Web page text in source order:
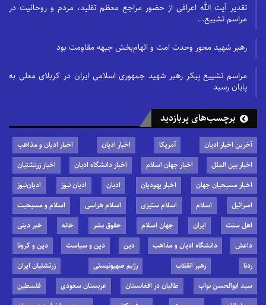
تقدیر آیت الله اعرافی از حضور مراجع معظم تقلید، مردم و روحانیت در
مراسم تشییع…
رهبر شهید محور وحدت امت و الهام‌بخش جبهه مقاومت بود
مراسم تشییع پیکر رهبر شهید جمهوری اسلامی ایران در کربلای معلی به
پایان رسید
برچسب‌های پربازدید
آخرین اخبار ادیان آمریکا اخبار ادیان
اخبار ادیان و مذاهب
اخبار بین الملل
اخبار جهان اسلام اخبار دانشگاه ادیان
اخبار زرتشتیان
اخبار مسیحیان جهان
اخبار یهودیان ادیان ادیان نیوز
ادیان‌نیوز
اسرائیل
اسلام اسلام ستیزی اسلام هراسی
اسلام و مسیحیت
اهل سنت
ایران جهان اسلام حقوق بشر خانه
خبر دینی
داعش
دانشگاه ادیان و مذاهب دین دین و سیاست
دین و کرونا
ردنا
رهبر انقلاب رژیم صهیونیستی
زرتشتیان ایران
سید ابوالحسن نواب
طالبان در افغانستان عربستان سعودی
فلسطین